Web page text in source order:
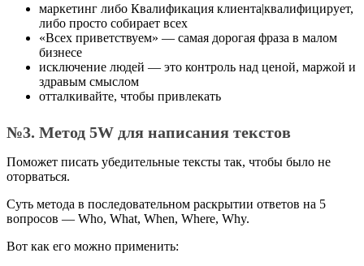
маркетинг либо Квалификация клиента|квалифицирует,
либо просто собирает всех
«Всех приветствуем» — самая дорогая фраза в малом
бизнесе
исключение людей — это контроль над ценой, маржой и
здравым смыслом
отталкивайте, чтобы привлекать
№3. Метод 5W для написания текстов
Поможет писать убедительные тексты так, чтобы было не
оторваться.
Суть метода в последовательном раскрытии ответов на 5
вопросов — Who, What, When, Where, Why.
Вот как его можно применить: